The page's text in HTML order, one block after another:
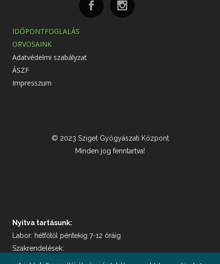
IDŐPONTFOGLALÁS
ORVOSAINK
Adatvédelmi szabályzat
ÁSZF
Impresszum
© 2023 Sziget Gyógyászati Központ
Minden jog fenntartva!
Nyitva tartásunk:
Labor: hétfőtől péntekig 7-12 óráig
Szakrendelések:
hétfőtől csütörtökig 8-20 óráig,